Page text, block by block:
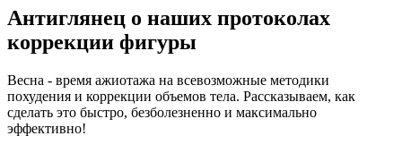
Антиглянец о наших протоколах
коррекции фигуры
Весна - время ажиотажа на всевозможные методики
похудения и коррекции объемов тела. Рассказываем, как
сделать это быстро, безболезненно и максимально
эффективно!